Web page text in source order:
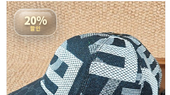
20%
할인